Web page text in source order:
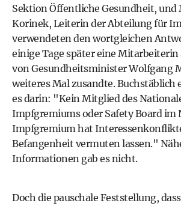
Sektion Öffentliche Gesundheit, und
Korinek, Leiterin der Abteilung für
verwendeten den wortgleichen
einige Tage später eine Mitarbeiterin
von Gesundheitsminister Wolfgang
weiteres Mal zusandte.
es darin: "Kein Mitglied des
Impfgremiums oder Safety Board im
Impfgremium hat
Befangenheit vermuten lassen."
Informationen gab es nicht.
Doch die pauschale Feststellung,